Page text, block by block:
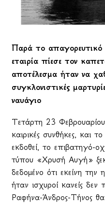
Παρά το
εταιρία πίεσε τον
αποτέλεσμα ήταν να
συγκλονιστικές
ναυάγιο
Τετάρτη 23
καιρικές συνθήκες, και
εκδοθεί, το επιβατηγό-
τύπου «Χρυσή Αυγή»
δεδομένο ότι εκείνη την
ήταν ισχυροί κανείς δεν
Ραφήνα-Άνδρος-Τήνος